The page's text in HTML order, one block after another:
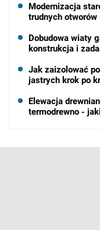
Modernizacja
trudnych otworów
Dobudowa wiaty
konstrukcja i
Jak zaizolować
jastrych krok po
Elewacja
termodrewno -